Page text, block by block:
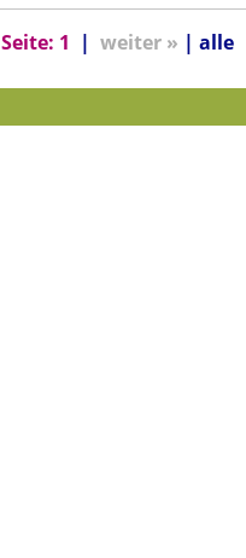
Seite: 1 | weiter » | alle